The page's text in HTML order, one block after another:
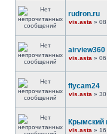
rudron.ru
vis.asta »
airview360
vis.asta »
flycam24
vis.asta »
Крымский
vis.asta »